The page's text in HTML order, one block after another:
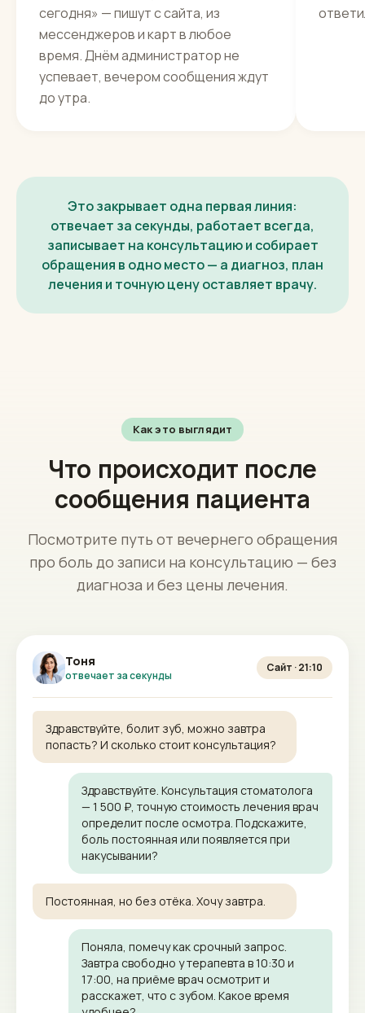
сегодня» — пишут с сайта, из
мессенджеров и карт в любое
время. Днём администратор не
успевает, вечером сообщения ждут
до утра.
Это закрывает одна первая линия:
отвечает за секунды, работает всегда,
записывает на консультацию и собирает
обращения в одно место — а диагноз, план
лечения и точную цену оставляет врачу.
Как это выглядит
Что происходит после
сообщения пациента
Посмотрите путь от вечернего обращения
про боль до записи на консультацию — без
диагноза и без цены лечения.
Тоня
отвечает за секунды
Сайт · 21:10
Здравствуйте, болит зуб, можно завтра
попасть? И сколько стоит консультация?
Здравствуйте. Консультация стоматолога
— 1 500 ₽, точную стоимость лечения врач
определит после осмотра. Подскажите,
боль постоянная или появляется при
накусывании?
Постоянная, но без отёка. Хочу завтра.
Поняла, помечу как срочный запрос.
Завтра свободно у терапевта в 10:30 и
17:00, на приёме врач осмотрит и
расскажет, что с зубом. Какое время